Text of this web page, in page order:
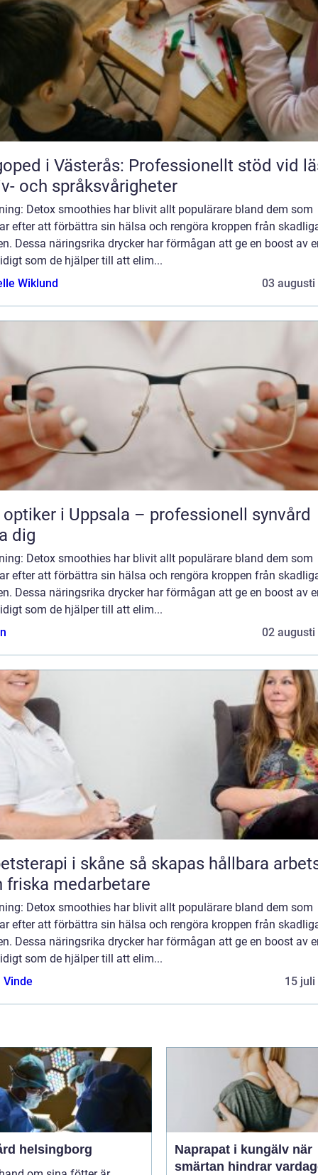
i Västerås: Professionellt stöd vid
och språksvårigheter
Detox smoothies har blivit allt populärare bland dem som
efter att förbättra sin hälsa och rengöra kroppen från
Dessa näringsrika drycker har förmågan att ge en boost av
som de hjälper till att elim...
Wiklund
03 augusti
optiker i Uppsala – professionell synvård
dig
Detox smoothies har blivit allt populärare bland dem som
efter att förbättra sin hälsa och rengöra kroppen från
Dessa näringsrika drycker har förmågan att ge en boost av
som de hjälper till att elim...
02 augusti
i skåne så skapas hållbara arbetsliv
friska medarbetare
Detox smoothies har blivit allt populärare bland dem som
efter att förbättra sin hälsa och rengöra kroppen från
Dessa näringsrika drycker har förmågan att ge en boost av
som de hjälper till att elim...
Vinde
15 juli
helsingborg
Naprapat i kungälv när
smärtan hindrar